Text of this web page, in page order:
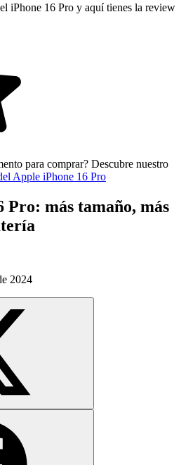
iPhone 16 Pro y aquí tienes la review
para comprar? Descubre nuestro
Apple iPhone 16 Pro
Pro: más tamaño, más
2024